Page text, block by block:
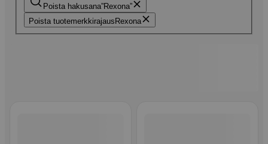
Poista hakusana Rexona
Poista tuotemerkkirajaus Rexona